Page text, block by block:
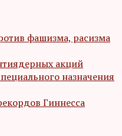
фашизма, расизма
акций
назначения
Гиннесса